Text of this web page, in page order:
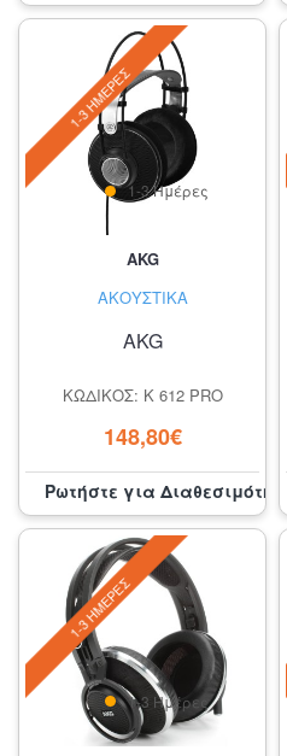
1-3 ΗΜΈΡΕΣ
AKG
ΑΚΟΥΣΤΙΚΆ
AKG
ΚΩΔΙΚΌΣ: K 612 PRO
148,80€
1-3 Ημέρες
Ρωτήστε για Διαθεσιμότητα
1-3 ΗΜΈΡΕΣ
1-3 Ημέρες